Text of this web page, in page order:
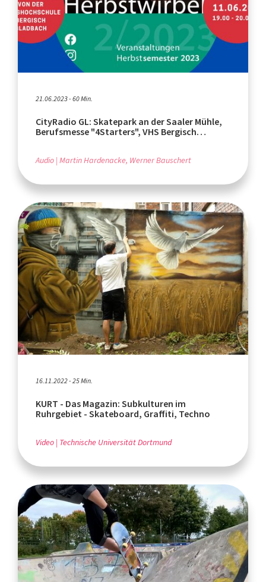
21.06.2023 - 60 Min.
CityRadio GL: Skatepark an der Saaler Mühle,
Berufsmesse "4Starters", VHS Bergisch
Audio Martin Hardenacke, Werner Bauschert
16.11.2022 - 25 Min.
KURT - Das Magazin: Subkulturen im
Ruhrgebiet - Skateboard, Graffiti, Techno
Video Technische Universität Dortmund